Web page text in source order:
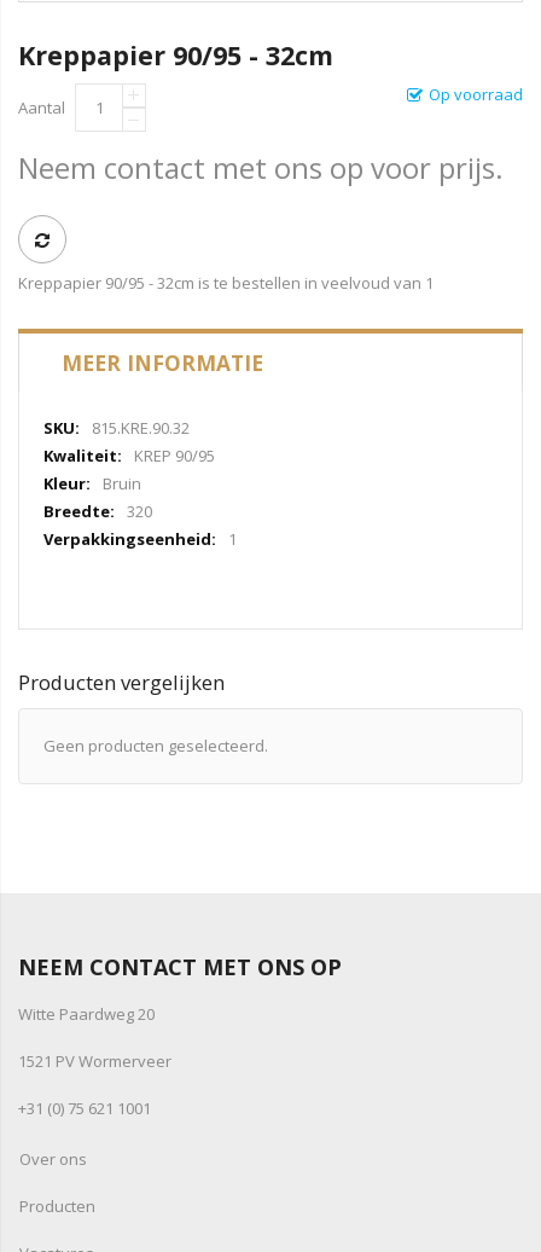
Kreppapier 90/95 - 32cm
Op voorraad
Aantal
Neem contact met ons op voor prijs.
Kreppapier 90/95 - 32cm is te bestellen in veelvoud van 1
MEER INFORMATIE
Meer
informatie
815.KRE.90.32
KREP 90/95
Bruin
320
1
Producten vergelijken
Geen producten geselecteerd.
NEEM CONTACT MET ONS OP
Witte Paardweg 20
1521 PV Wormerveer
+31 (0) 75 621 1001
Over ons
Producten